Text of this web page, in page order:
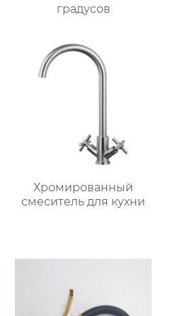
градусов
Хромированный
смеситель для кухни